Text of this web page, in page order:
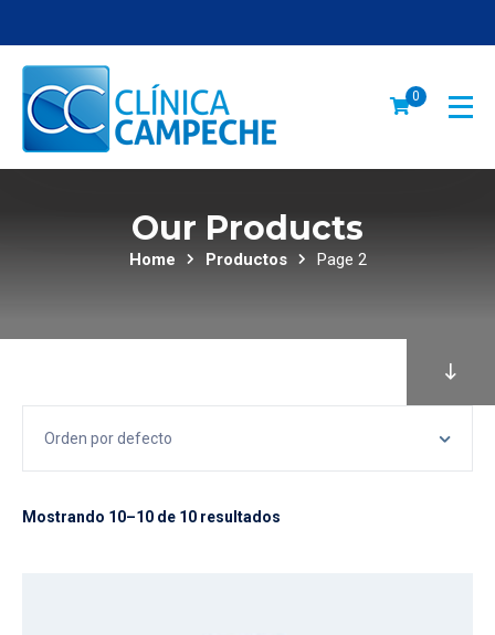
0
Our Products
Home Productos Page 2
Mostrando 10–10 de 10 resultados